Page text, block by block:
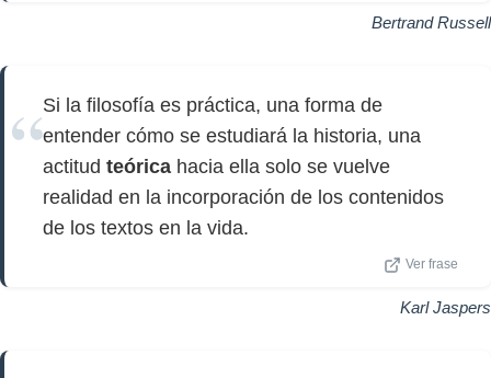
Bertrand Russell
Si la filosofía es práctica, una forma de
entender cómo se estudiará la historia, una
actitud teórica hacia ella solo se vuelve
realidad en la incorporación de los contenidos
de los textos en la vida.
Ver frase
Karl Jaspers